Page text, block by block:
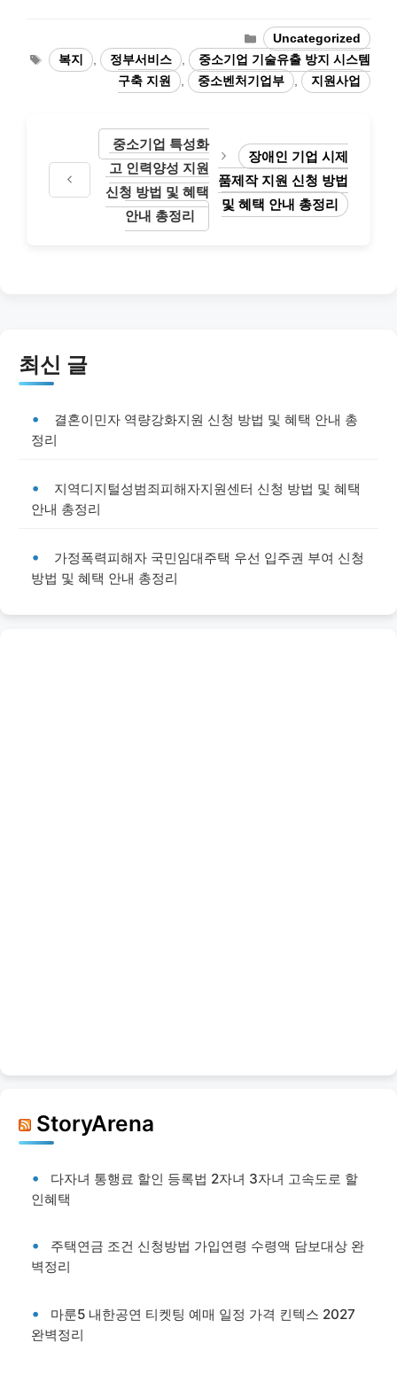
Categories
Uncategorized
Tags
복지 , 정부서비스 ,
중소기업 기술유출 방지 시스템
구축 지원
, 중소벤처기업부 , 지원사업
중소기업 특성화
고 인력양성 지원
신청 방법 및 혜택
안내 총정리
장애인 기업 시제
품제작 지원 신청 방법
및 혜택 안내 총정리
최신 글
결혼이민자 역량강화지원 신청 방법 및 혜택 안내 총
정리
지역디지털성범죄피해자지원센터 신청 방법 및 혜택
안내 총정리
가정폭력피해자 국민임대주택 우선 입주권 부여 신청
방법 및 혜택 안내 총정리
StoryArena
다자녀 통행료 할인 등록법 2자녀 3자녀 고속도로 할
인혜택
주택연금 조건 신청방법 가입연령 수령액 담보대상 완
벽정리
마룬5 내한공연 티켓팅 예매 일정 가격 킨텍스 2027
완벽정리